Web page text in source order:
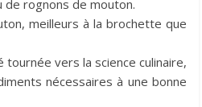
rognons de mouton.
meilleurs à la brochette que
vers la science culinaire,
nécessaires à une bonne